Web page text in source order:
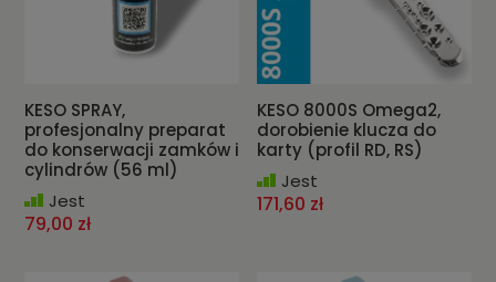
KESO SPRAY,
profesjonalny preparat
do konserwacji zamków i
cylindrów (56 ml)
Jest
79,00 zł
KESO 8000S Omega2,
dorobienie klucza do
karty (profil RD, RS)
Jest
171,60 zł